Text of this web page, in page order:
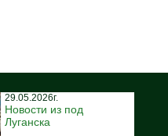
29.05.2026г.
Новости из под
Луганска